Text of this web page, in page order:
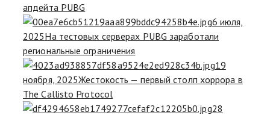
апдейта PUBG
6 июля,
2025На тестовых серверах PUBG заработали
региональные ограничения
19
ноября, 2025Жестокость — первый столп хоррора в
The Callisto Protocol
28